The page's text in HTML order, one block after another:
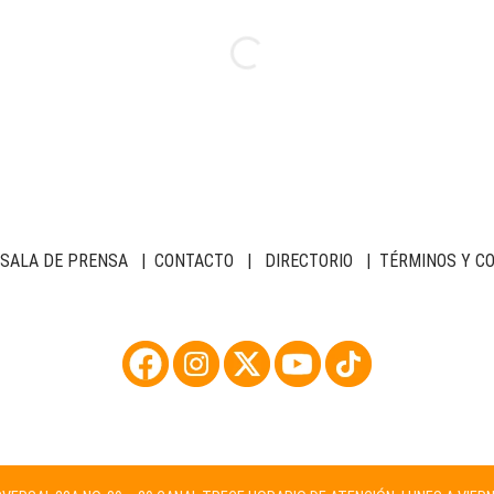
SALA DE PRENSA | CONTACTO | DIRECTORIO | TÉRMINOS Y